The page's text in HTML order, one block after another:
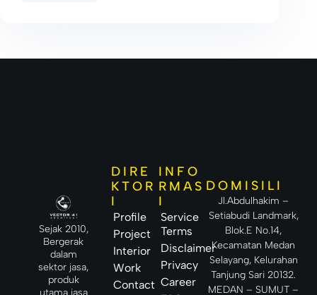
Sejak 2010,
Bergerak
dalam
sektor jasa,
produk
utama jasa
DIRE
KTOR
I
Profile
Project
Interior
Work
Contact
INFO
RMAS
I
Service
Terms
Disclaimer
Privacy
Career
DOMISILI
Jl.Abdulhakim –
Setiabudi Landmark,
Blok.E No.14,
Kecamatan Medan
Selayang, Kelurahan
Tanjung Sari 20132.
MEDAN – SUMUT –